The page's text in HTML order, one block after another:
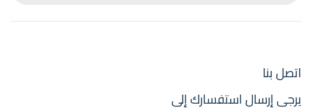
اتصل بنا
يرجى إرسال استفسارك إلى